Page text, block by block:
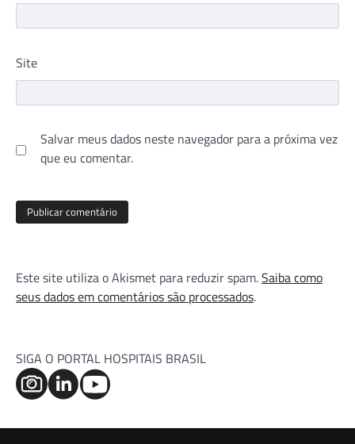
Site
Salvar meus dados neste navegador para a próxima vez
que eu comentar.
Este site utiliza o Akismet para reduzir spam.Saiba como
seus dados em comentários são processados.
SIGA O PORTAL HOSPITAIS BRASIL